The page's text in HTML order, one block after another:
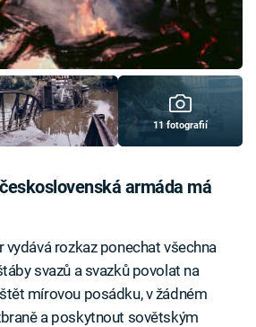
11 fotografií
armáda má
vydává rozkaz ponechat všechna
svazů a svazků povolat na
mírovou posádku, v žádném
a poskytnout sovětským